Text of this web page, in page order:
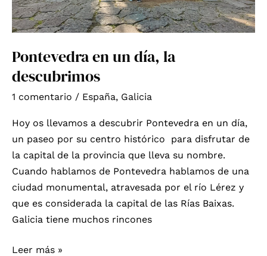
Pontevedra en un día, la
descubrimos
1 comentario / España, Galicia
Hoy os llevamos a descubrir Pontevedra en un día,
un paseo por su centro histórico para disfrutar de
la capital de la provincia que lleva su nombre.
Cuando hablamos de Pontevedra hablamos de una
ciudad monumental, atravesada por el río Lérez y
que es considerada la capital de las Rías Baixas.
Galicia tiene muchos rincones
Pontevedra
Leer más »